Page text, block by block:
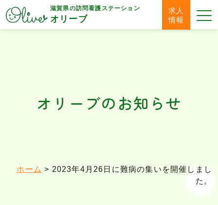
滋賀県の訪問看護ステーション
オリーブ
求人
情報
オリーブのお知らせ
ホーム > 2023年4月26日に難病の集いを開催しまし
た。